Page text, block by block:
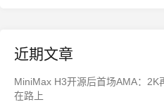
近期文章
MiniMax H3开源后首场AMA：
在路上